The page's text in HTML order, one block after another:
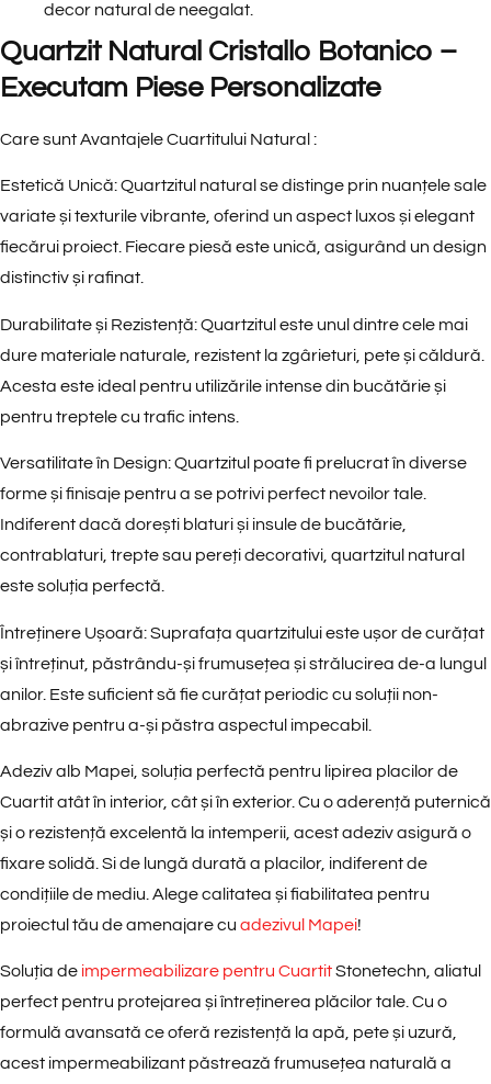
decor natural de neegalat.
Quartzit Natural Cristallo Botanico –
Executam Piese Personalizate
Care sunt Avantajele Cuartitului Natural :
Estetică Unică: Quartzitul natural se distinge prin nuanțele sale
variate și texturile vibrante, oferind un aspect luxos și elegant
fiecărui proiect. Fiecare piesă este unică, asigurând un design
distinctiv și rafinat.
Durabilitate și Rezistență: Quartzitul este unul dintre cele mai
dure materiale naturale, rezistent la zgârieturi, pete și căldură.
Acesta este ideal pentru utilizările intense din bucătărie și
pentru treptele cu trafic intens.
Versatilitate în Design: Quartzitul poate fi prelucrat în diverse
forme și finisaje pentru a se potrivi perfect nevoilor tale.
Indiferent dacă dorești blaturi și insule de bucătărie,
contrablaturi, trepte sau pereți decorativi, quartzitul natural
este soluția perfectă.
Întreținere Ușoară: Suprafața quartzitului este ușor de curățat
și întreținut, păstrându-și frumusețea și strălucirea de-a lungul
anilor. Este suficient să fie curățat periodic cu soluții non-
abrazive pentru a-și păstra aspectul impecabil.
Adeziv alb Mapei, soluția perfectă pentru lipirea placilor de
Cuartit atât în interior, cât și în exterior. Cu o aderență puternică
și o rezistență excelentă la intemperii, acest adeziv asigură o
fixare solidă. Si de lungă durată a placilor, indiferent de
condițiile de mediu. Alege calitatea și fiabilitatea pentru
proiectul tău de amenajare cu adezivul Mapei!
Soluția de impermeabilizare pentru CuartitStonetechn, aliatul
perfect pentru protejarea și întreținerea plăcilor tale. Cu o
formulă avansată ce oferă rezistență la apă, pete și uzură,
acest impermeabilizant păstrează frumusețea naturală a